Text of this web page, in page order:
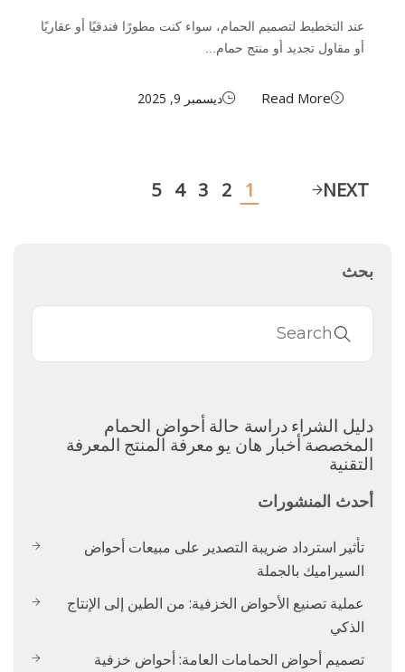
عند التخطيط لتصميم الحمام، سواء كنت مطورًا فندقيًا أو عقاريًا
أو مقاول تجديد أو منتج حمام...
Read More ديسمبر 9, 2025
1
2
3
4
5 NEXT
بحث
دليل الشراء دراسة حالة أحواض الحمام
المخصصةأخبار هان يو معرفة المنتج المعرفة
التقنية
أحدث المنشورات
تأثير استرداد ضريبة التصدير على مبيعات أحواض
السيراميك بالجملة
عملية تصنيع الأحواض الخزفية: من الطين إلى الإنتاج
الذكي
تصميم أحواض الحمامات العامة: أحواض خزفية